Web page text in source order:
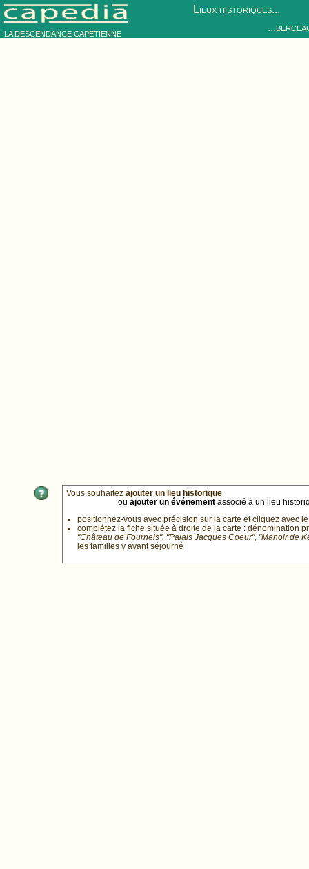
LA DESCENDANCE CAPÉTIENNE
Lieux historiques...
Vous souhaitez ajouter un lieu historique
ou ajouter un événement associé à un lieu
positionnez-vous avec précision sur la carte et cliquez avec
complétez la fiche située à droite de la carte : dénomination
"Château de Fournels", "Palais Jacques Coeur", "Manoir de
les familles y ayant séjourné